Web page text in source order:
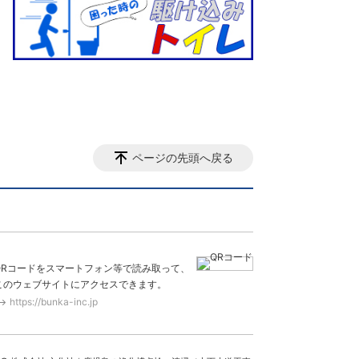
ページの先頭へ戻る
コードをスマートフォン等で読み取って、
のウェブサイトにアクセスできます。
https://bunka-inc.jp